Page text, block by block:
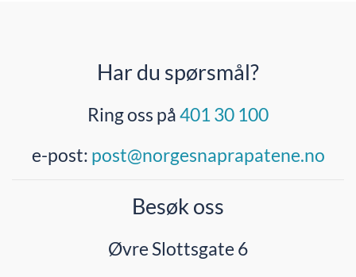
Har du spørsmål?
Ring oss på401 30 100
e-post: post@norgesnaprapatene.no
Besøk oss
Øvre Slottsgate 6